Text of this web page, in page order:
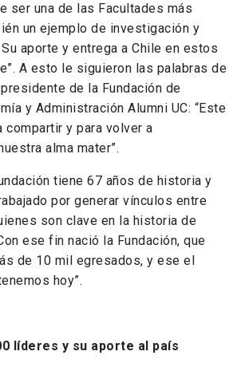
ser una de las Facultades más
un ejemplo de investigación y
aporte y entrega a Chile en estos
A esto le siguieron las palabras de
de la Fundación de
y Administración Alumni UC: “Este
compartir y para volver a
alma mater”.
tiene 67 años de historia y
por generar vínculos entre
son clave en la historia de
ese fin nació la Fundación, que
de 10 mil egresados, y ese el
hoy”.
líderes y su aporte al país